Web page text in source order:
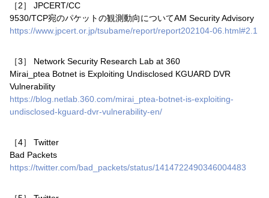
［2］
JPCERT/CC
9530/TCP宛のパケットの観測動向についてAM Security Advisory
https://www.jpcert.or.jp/tsubame/report/report202104-06.html#2.1
［3］
Network Security Research Lab at 360
Mirai_ptea Botnet is Exploiting Undisclosed KGUARD DVR
Vulnerability
https://blog.netlab.360.com/mirai_ptea-botnet-is-exploiting-
undisclosed-kguard-dvr-vulnerability-en/
［4］
Twitter
Bad Packets
https://twitter.com/bad_packets/status/1414722490346004483